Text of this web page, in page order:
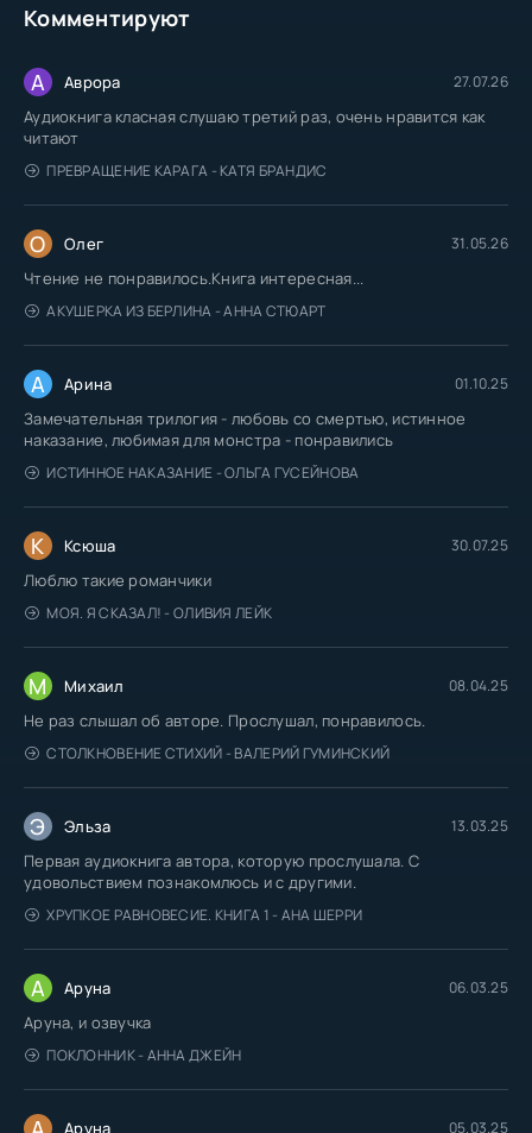
Комментируют
А Аврора 27.07.26
Аудиокнига класная слушаю третий раз, очень нравится как
читают
ПРЕВРАЩЕНИЕ КАРАГА - КАТЯ БРАНДИС
О Олег 31.05.26
Чтение не понравилось.Книга интересная...
АКУШЕРКА ИЗ БЕРЛИНА - АННА СТЮАРТ
А Арина 01.10.25
Замечательная трилогия - любовь со смертью, истинное
наказание, любимая для монстра - понравились
ИСТИННОЕ НАКАЗАНИЕ - ОЛЬГА ГУСЕЙНОВА
К Ксюша 30.07.25
Люблю такие романчики
МОЯ. Я СКАЗАЛ! - ОЛИВИЯ ЛЕЙК
М Михаил 08.04.25
Не раз слышал об авторе. Прослушал, понравилось.
СТОЛКНОВЕНИЕ СТИХИЙ - ВАЛЕРИЙ ГУМИНСКИЙ
Э Эльза 13.03.25
Первая аудиокнига автора, которую прослушала. С
удовольствием познакомлюсь и с другими.
ХРУПКОЕ РАВНОВЕСИЕ. КНИГА 1 - АНА ШЕРРИ
А Аруна 06.03.25
Аруна, и озвучка
ПОКЛОННИК - АННА ДЖЕЙН
Аруна 05.03.25